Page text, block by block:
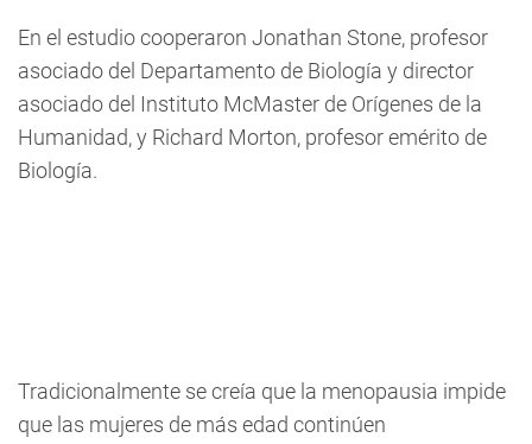
En el estudio cooperaron Jonathan Stone, profesor
asociado del Departamento de Biología y director
asociado del Instituto McMaster de Orígenes de la
Humanidad, y Richard Morton, profesor emérito de
Biología.
Tradicionalmente se creía que la menopausia impide
que las mujeres de más edad continúen